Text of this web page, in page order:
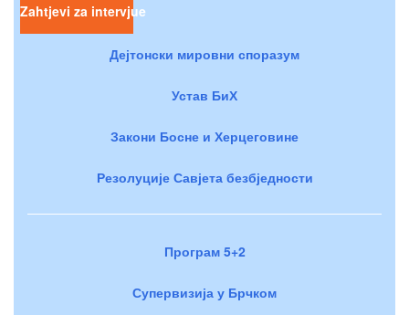
Zahtjevi za intervjue
Дејтонски мировни споразум
Устав БиХ
Закони Босне и Херцеговине
Резолуције Савјета безбједности
Програм 5+2
Супервизија у Брчком